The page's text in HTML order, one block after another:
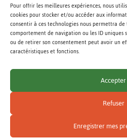
Pour offrir les meilleures expériences, nous
cookies pour stocker et/ou accéder aux
consentir à ces technologies nous permettra
comportement de navigation ou les ID uniques
ou de retirer son consentement peut avoir un
caractéristiques et fonctions.
Accepter
Refuser
Enregistrer mes
Lettre d'infos AuRA archivées
Lettre d'infos Isère archivées
Rechercher
:
© Réseau AMAP Auvergne-Rhône-